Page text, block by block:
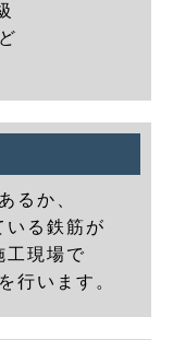
るか、
いる鉄筋が
工現場で
行います。